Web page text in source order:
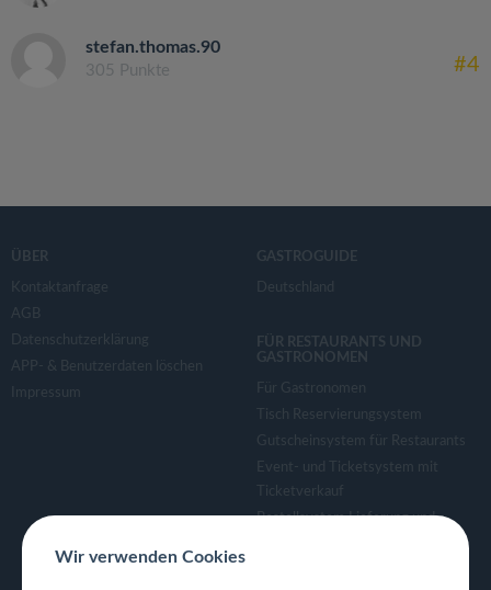
stefan.thomas.90
305 Punkte #4
ÜBER
Kontaktanfrage
AGB
Datenschutzerklärung
APP- & Benutzerdaten löschen
Impressum
GASTROGUIDE
Deutschland
FÜR RESTAURANTS UND
GASTRONOMEN
Für Gastronomen
Tisch Reservierungsystem
Gutscheinsystem für Restaurants
Event- und Ticketsystem mit
Ticketverkauf
Bestellsystem Lieferung und
Wir verwenden Cookies